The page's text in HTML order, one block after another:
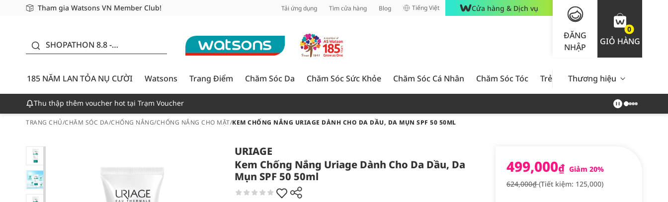
Tham gia Watsons VN Member Club!
Miễn phí giao hàng cho đơn hàng từ 249,000Đ
Giao hàng nhanh 24h - Áp dụng khu vực TP. Hồ Chí Minh Tải ứng dụng Tìm cửa hàng Blog Tiếng Việt Cửa hàng & Dịch vụ
ĐĂNG
NHẬP
0
GIỎ HÀNG
SHOPATHON 8.8 -
CƯỜI - GIẢM ĐẾN
50%
185 NĂM LAN TỎA NỤ CƯỜI
Watsons Trang Điểm Chăm Sóc Da Chăm Sóc Sức Khỏe Chăm Sóc Cá Nhân Chăm Sóc Tóc Trẻ Em Nam Giới Chăm Sóc
Thương hiệu
Thu thập thêm voucher hot tại Trạm Voucher
TRANG CHỦ/CHĂM SÓC DA/CHỐNG NẮNG/CHỐNG NẮNG CHO MẶT/KEM CHỐNG NẮNG URIAGE DÀNH CHO DA DẦU, DA MỤN SPF 50 50ML
URIAGE
Kem Chống Nắng Uriage Dành Cho Da Dầu, Da
Mụn SPF 50 50ml
499,000₫ Giảm 20%
624,000₫(Tiết kiệm: 125,000)